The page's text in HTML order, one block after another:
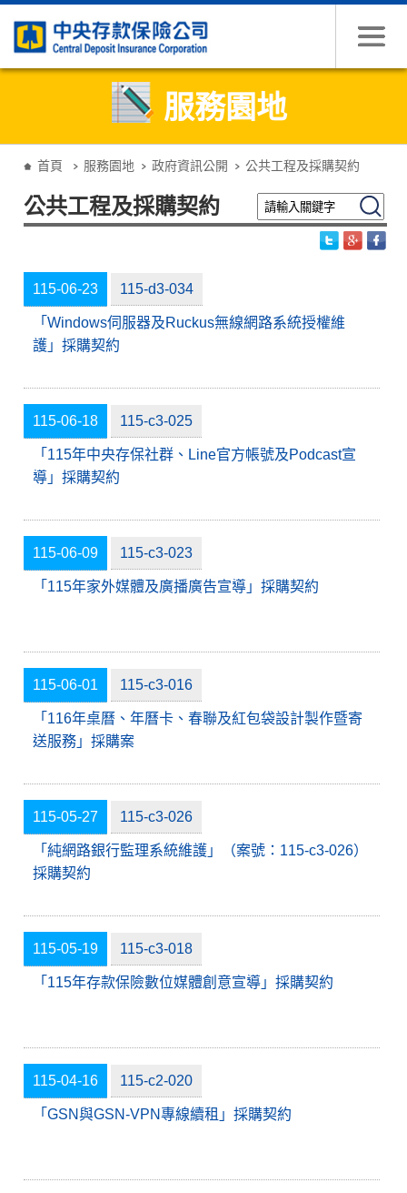
服務園地
首頁 服務園地 政府資訊公開 公共工程及採購契約
公共工程及採購契約 請輸入關鍵字 搜尋
115-06-23
「Windows伺服器及Ruckus無線網路系統授權維
護」採購契約
115-d3-034
115-06-18
「115年中央存保社群、Line官方帳號及Podcast宣
導」採購契約
115-c3-025
115-06-09
「115年家外媒體及廣播廣告宣導」採購契約
115-c3-023
115-06-01
「116年桌曆、年曆卡、春聯及紅包袋設計製作暨寄
送服務」採購案
115-c3-016
115-05-27
「純網路銀行監理系統維護」（案號：115-c3-026）
採購契約
115-c3-026
115-05-19
「115年存款保險數位媒體創意宣導」採購契約
115-c3-018
115-04-16
「GSN與GSN-VPN專線續租」採購契約
115-c2-020